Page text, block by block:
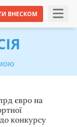
ВНЕСКОМ
євро на
конкурсу